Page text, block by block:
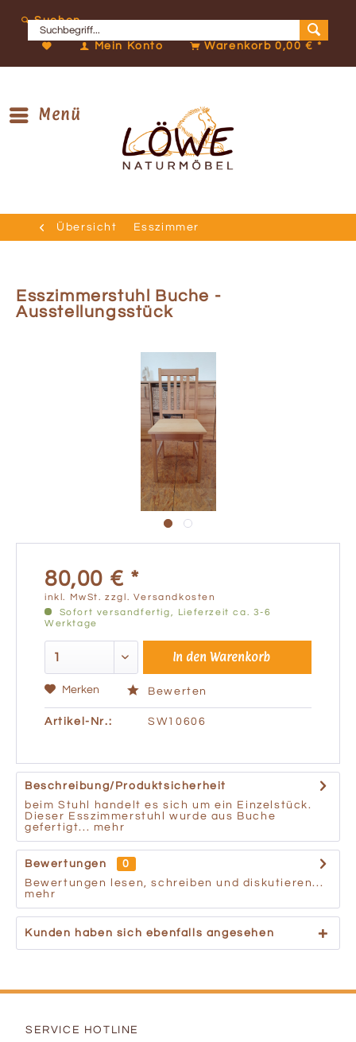
Suchen
Mein Konto Warenkorb0,00 € *
Menü
Übersicht Esszimmer
Esszimmerstuhl Buche -
Ausstellungsstück
80,00 € *
inkl. MwSt.zzgl. Versandkosten
Sofort versandfertig, Lieferzeit ca. 3-6
Werktage
In den Warenkorb
Merken Bewerten
Artikel-Nr.: SW10606
Beschreibung/Produktsicherheit
beim Stuhl handelt es sich um ein Einzelstück.
Dieser Esszimmerstuhl wurde aus Buche
gefertigt... mehr
Bewertungen
0
Bewertungen lesen, schreiben und diskutieren...
mehr
Kunden haben sich ebenfalls angesehen
SERVICE HOTLINE